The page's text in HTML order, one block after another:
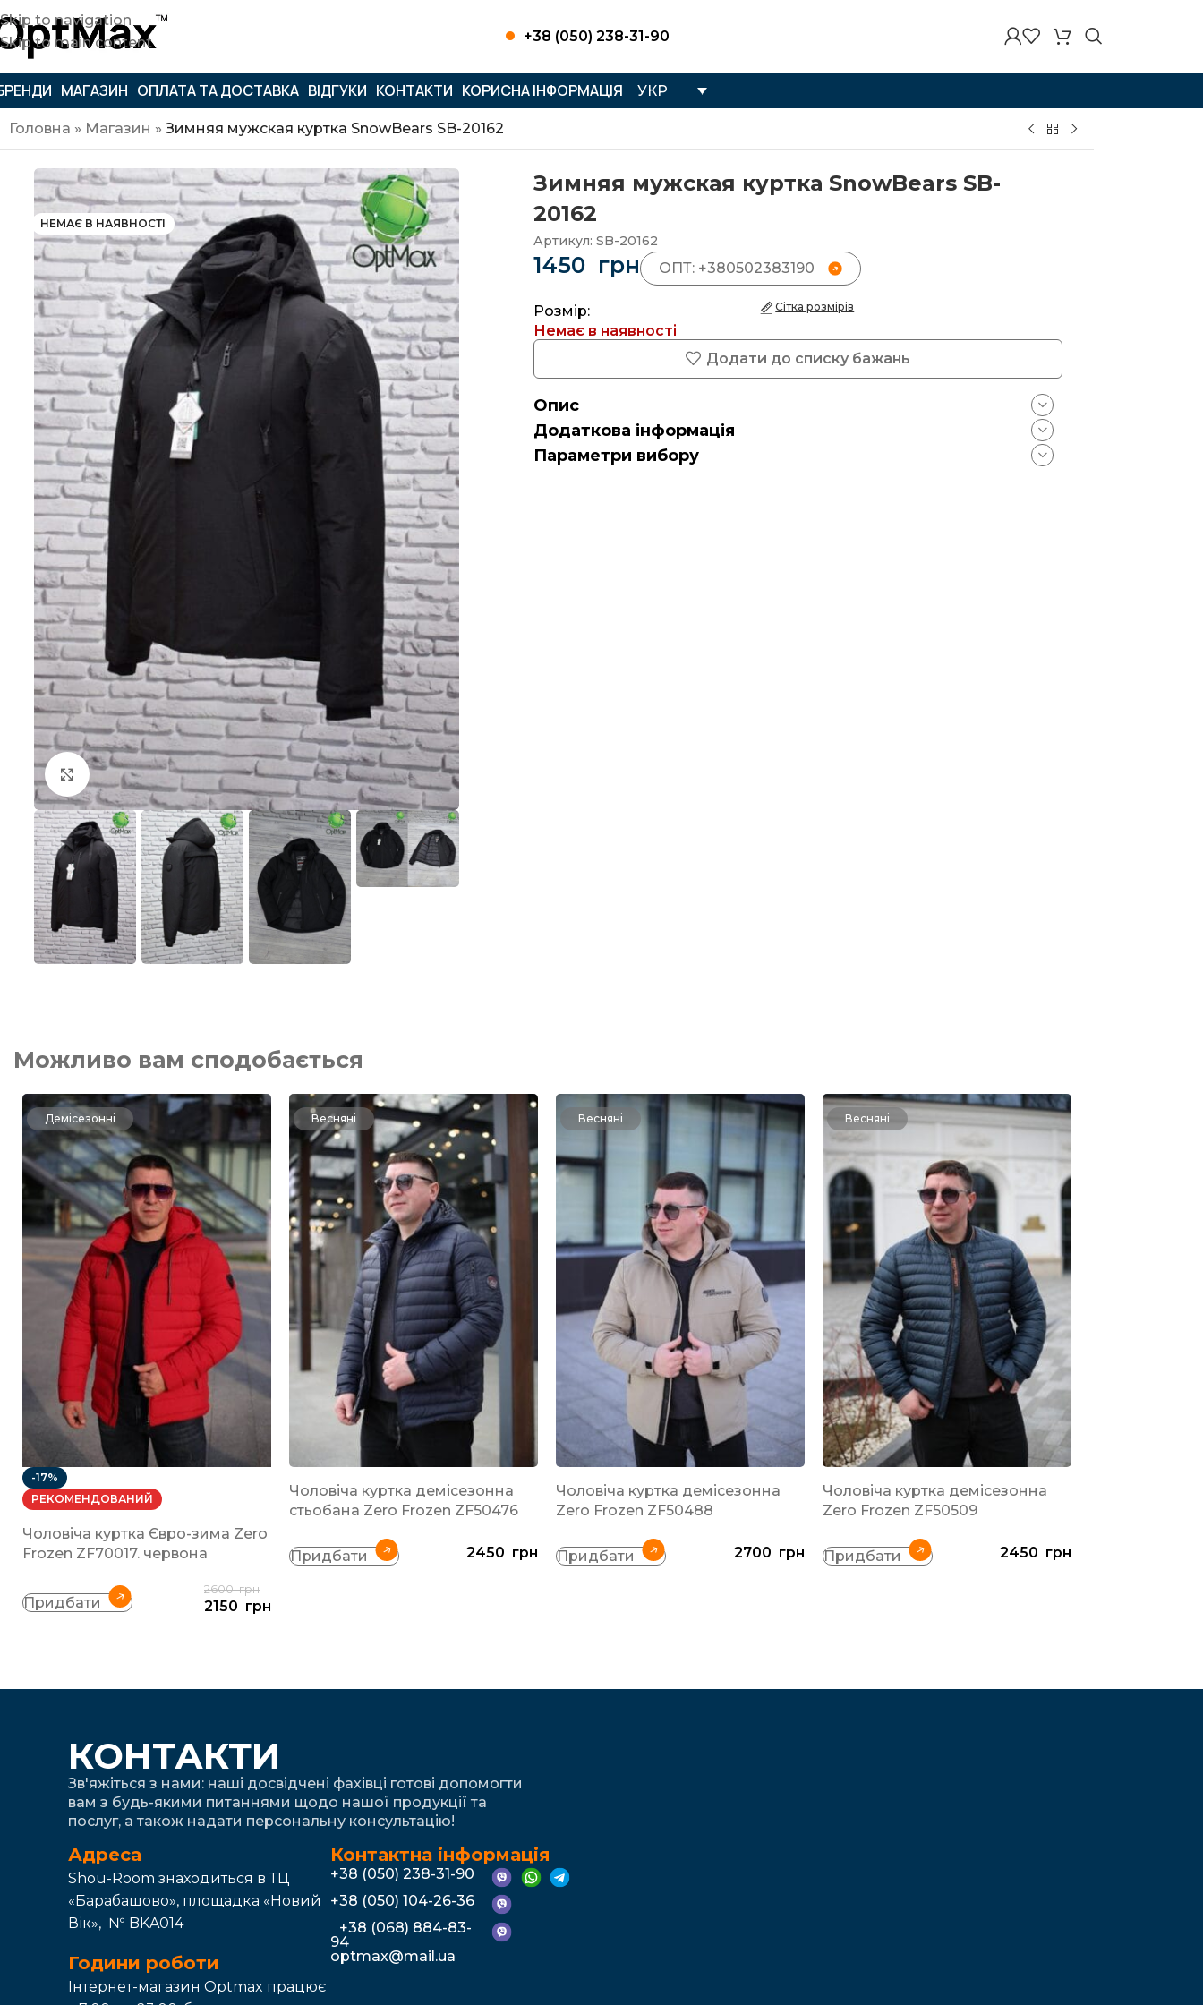
Skip to navigation
Skip to main content
+38 (050) 238-31-90
МАГАЗИН ОПЛАТА ТА ДОСТАВКА ВІДГУКИ КОНТАКТИ КОРИСНА ІНФОРМАЦІЯ УКР
Головна » Магазин »Зимняя мужская куртка SnowBears SB-20162
НЕМАЄ В НАЯВНОСТІ
Клацніть, щоб збільшити
Зимняя мужская куртка SnowBears SB-
20162
Артикул: SB-20162
1450 грн ОПТ: +380502383190
Розмір: Сітка розмірів
Немає в наявності
Додати до списку бажань
Опис
Додаткова інформація
Параметри вибору
Можливо вам сподобається
Демісезонні
-17%
РЕКОМЕНДОВАНИЙ
Чоловіча куртка Євро-зима Zero
Frozen ZF70017. червона
Придбати
2600грн
2150 грн
Весняні
Чоловіча куртка демісезонна
стьобана Zero Frozen ZF50476
Придбати 2450 грн
Весняні
Чоловіча куртка демісезонна
Zero Frozen ZF50488
Придбати 2700 грн
Весняні
Чоловіча куртка демісезонна
Zero Frozen ZF50509
Придбати 2450 грн
КОНТАКТИ
Зв'яжіться з нами: наші досвідчені фахівці готові допомогти
вам з будь-якими питаннями щодо нашої продукції та
послуг, а також надати персональну консультацію!
Адреса
Shou-Room знаходиться в ТЦ
«Барабашово», площадка «Новий
Вік», № BKA014
Години роботи
Інтернет-магазин Optmax працює
Контактна інформація
+38 (050) 238-31-90
+38 (050) 104-26-36
+38 (068) 884-83-
94
optmax@mail.ua